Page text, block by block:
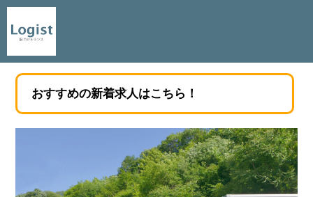
おすすめの新着求人はこちら！